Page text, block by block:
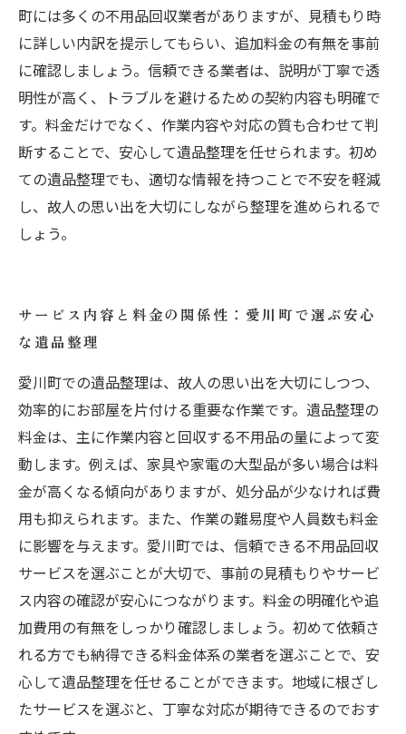
町には多くの不用品回収業者がありますが、見積もり時
に詳しい内訳を提示してもらい、追加料金の有無を事前
に確認しましょう。信頼できる業者は、説明が丁寧で透
明性が高く、トラブルを避けるための契約内容も明確で
す。料金だけでなく、作業内容や対応の質も合わせて判
断することで、安心して遺品整理を任せられます。初め
ての遺品整理でも、適切な情報を持つことで不安を軽減
し、故人の思い出を大切にしながら整理を進められるで
しょう。
サービス内容と料金の関係性：愛川町で選ぶ安心
な遺品整理
愛川町での遺品整理は、故人の思い出を大切にしつつ、
効率的にお部屋を片付ける重要な作業です。遺品整理の
料金は、主に作業内容と回収する不用品の量によって変
動します。例えば、家具や家電の大型品が多い場合は料
金が高くなる傾向がありますが、処分品が少なければ費
用も抑えられます。また、作業の難易度や人員数も料金
に影響を与えます。愛川町では、信頼できる不用品回収
サービスを選ぶことが大切で、事前の見積もりやサービ
ス内容の確認が安心につながります。料金の明確化や追
加費用の有無をしっかり確認しましょう。初めて依頼さ
れる方でも納得できる料金体系の業者を選ぶことで、安
心して遺品整理を任せることができます。地域に根ざし
たサービスを選ぶと、丁寧な対応が期待できるのでおす